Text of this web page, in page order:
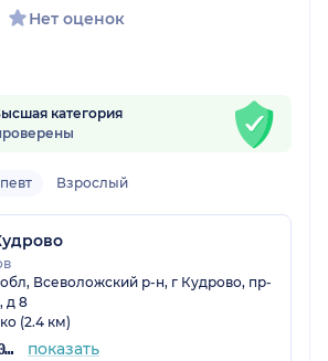
Нет оценок
категория
Взрослый
Всеволожский р-н, г Кудрово, пр-
д 8
(2.4 км)
+7 (812) 604-20-91 показать